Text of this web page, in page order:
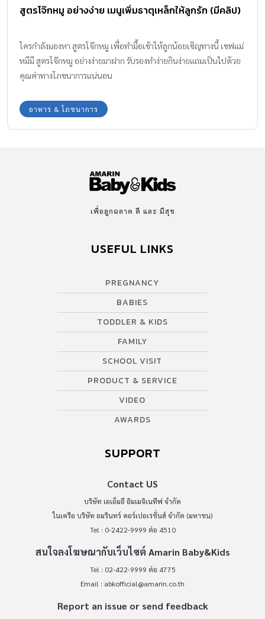
สูตรโจ๊กหมู อย่างง่าย เมนูเพิ่มธาตุเหล็กให้ลูกรัก (มีคลิป)
ใครกำลังมองหา สูตรโจ๊กหมู เพื่อทำมื้อเช้าให้ลูกน้อยเชิญทางนี้ เชฟแม่
หมีมี สูตรโจ๊กหมู อย่างง่ายมาฝาก รับรองทำง่ายกินง่ายแถมเป็นไปด้วย
คุณค่าทางโภชนาการแน่นอน
อาหาร & โภชนาการ
เพื่อลูกฉลาด ดี และ มีสุข
USEFUL LINKS
PREGNANCY
BABIES
TODDLER & KIDS
FAMILY
SCHOOL VISIT
PRODUCT & SERVICE
VIDEO
AWARDS
SUPPORT
Contact US
บริษัท เอเอ็มอี อิมเมจิเนทีฟ จำกัด
ในเครือ บริษัท อมรินทร์ คอร์เปอเรชั่นส์ จำกัด (มหาชน)
Tel : 0-2422-9999 ต่อ 4510
สนใจลงโฆษณากับเว็บไซต์ Amarin Baby&Kids
Tel : 02-422-9999 ต่อ 4775
Email : abkofficial@amarin.co.th
Report an issue or send feedback